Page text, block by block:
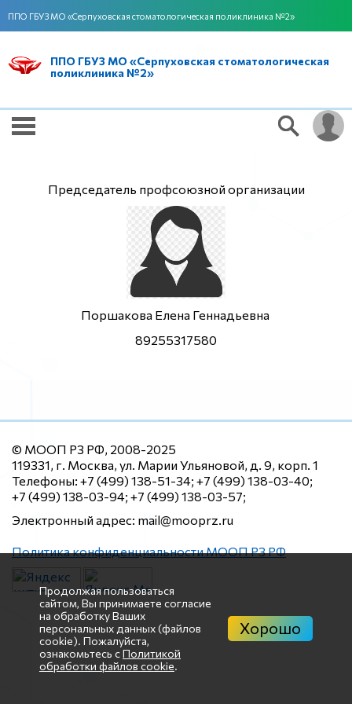
ППО ГБУЗ МО «Серпуховская стоматологическая поликлиника №2»
ППО ГБУЗ МО «Серпуховская стоматологическая
поликлиника №2»
Председатель профсоюзной организации
Поршакова Елена Геннадьевна
89255317580
© МООП РЗ РФ, 2008-2025
119331, г. Москва, ул. Марии Ульяновой, д. 9, корп. 1
Телефоны: +7 (499) 138-51-34; +7 (499) 138-03-40;
+7 (499) 138-03-94; +7 (499) 138-03-57;
Электронный адрес: mail@mooprz.ru
Политика конфиденциальности МООП РЗ РФ
Продолжая пользоваться
сайтом, Вы принимаете согласие
на обработку Ваших
персональных данных (файлов
cookie). Пожалуйста,
ознакомьтесь сПолитикой
обработки файлов cookie.
Хорошо